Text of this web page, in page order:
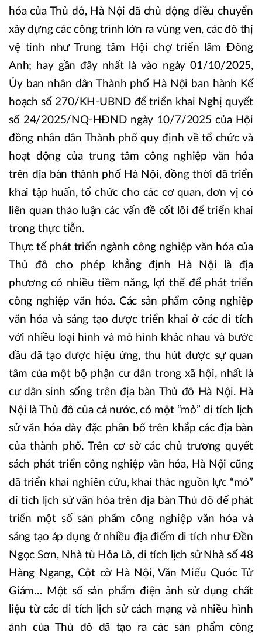
hóa của Thủ đô, Hà Nội đã chủ động điều chuyển
xây dựng các công trình lớn ra vùng ven, các đô thị
vệ tinh như Trung tâm Hội chợ triển lãm Đông
Anh; hay gần đây nhất là vào ngày 01/10/2025,
Ủy ban nhân dân Thành phố Hà Nội ban hành Kế
hoạch số 270/KH-UBND để triển khai Nghị quyết
số 24/2025/NQ-HĐND ngày 10/7/2025 của Hội
đồng nhân dân Thành phố quy định về tổ chức và
hoạt động của trung tâm công nghiệp văn hóa
trên địa bàn thành phố Hà Nội, đồng thời đã triển
khai tập huấn, tổ chức cho các cơ quan, đơn vị có
liên quan thảo luận các vấn đề cốt lõi để triển khai
trong thực tiễn.
Thực tế phát triển ngành công nghiệp văn hóa của
Thủ đô cho phép khẳng định Hà Nội là địa
phương có nhiều tiềm năng, lợi thế để phát triển
công nghiệp văn hóa. Các sản phẩm công nghiệp
văn hóa và sáng tạo được triển khai ở các di tích
với nhiều loại hình và mô hình khác nhau và bước
đầu đã tạo được hiệu ứng, thu hút được sự quan
tâm của một bộ phận cư dân trong xã hội, nhất là
cư dân sinh sống trên địa bàn Thủ đô Hà Nội. Hà
Nội là Thủ đô của cả nước, có một “mỏ” di tích lịch
sử văn hóa dày đặc phân bố trên khắp các địa bàn
của thành phố. Trên cơ sở các chủ trương quyết
sách phát triển công nghiệp văn hóa, Hà Nội cũng
đã triển khai nghiên cứu, khai thác nguồn lực “mỏ”
di tích lịch sử văn hóa trên địa bàn Thủ đô để phát
triển một số sản phẩm công nghiệp văn hóa và
sáng tạo áp dụng ở nhiều địa điểm di tích như Đền
Ngọc Sơn, Nhà tù Hỏa Lò, di tích lịch sử Nhà số 48
Hàng Ngang, Cột cờ Hà Nội, Văn Miếu Quóc Tử
Giám… Một số sản phẩm điện ảnh sử dụng chất
liệu từ các di tích lịch sử cách mạng và nhiều hình
ảnh của Thủ đô đã tạo ra các sản phẩm công